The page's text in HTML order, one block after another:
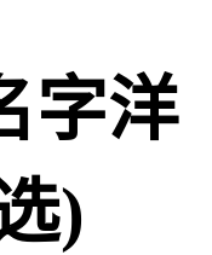
字洋
)